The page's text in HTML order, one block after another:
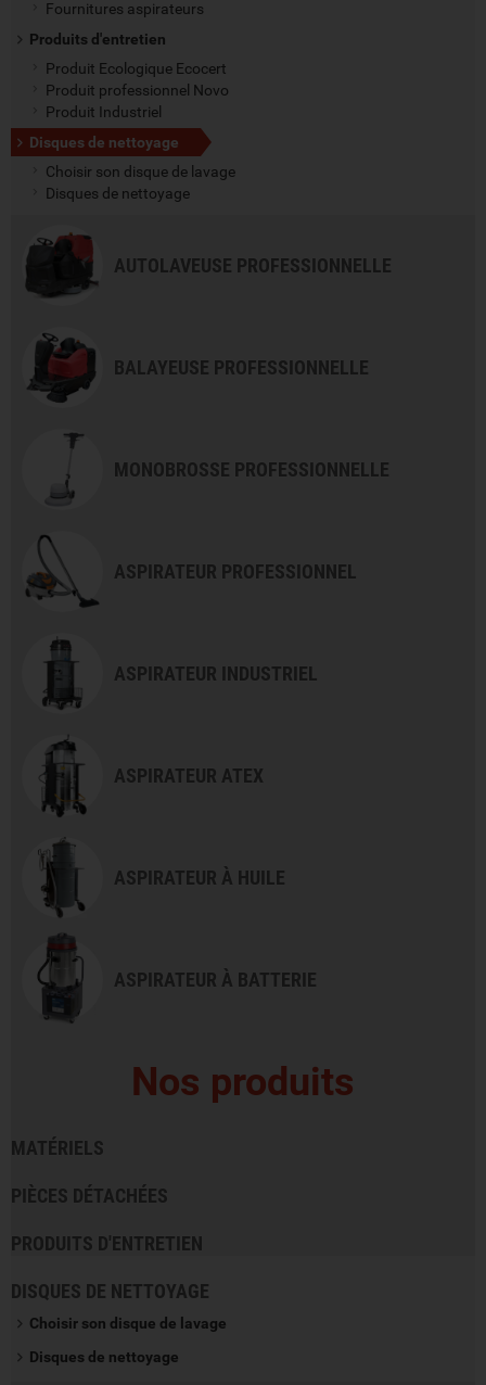
Fournitures aspirateurs
Produits d'entretien
Produit Ecologique Ecocert
Produit professionnel Novo
Produit Industriel
Disques de nettoyage
Choisir son disque de lavage
Disques de nettoyage
AUTOLAVEUSE PROFESSIONNELLE
BALAYEUSE PROFESSIONNELLE
MONOBROSSE PROFESSIONNELLE
ASPIRATEUR PROFESSIONNEL
ASPIRATEUR INDUSTRIEL
ASPIRATEUR ATEX
ASPIRATEUR À HUILE
ASPIRATEUR À BATTERIE
Nos produits
MATÉRIELS
PIÈCES DÉTACHÉES
PRODUITS D'ENTRETIEN
DISQUES DE NETTOYAGE
Choisir son disque de lavage
Disques de nettoyage